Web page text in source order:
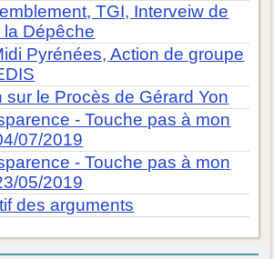
TGI, Interveiw de
la Dépêche
Pyrénées, Action de groupe
sur le Procès de Gérard Yon
- Touche pas à mon
07/2019
- Touche pas à mon
05/2019
des arguments